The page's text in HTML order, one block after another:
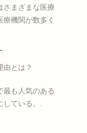
さまざまな医療
機関が数多く
とは？
最も人気のある
している。.